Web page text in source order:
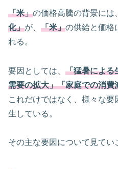
「米」の価格高騰の背景には、
化」が、 「米」の供給と価格
れる。
要因としては、 「猛暑による
需要の拡大」「家庭での消費
これだけではなく、様々な
生している。
その主な要因について見てい